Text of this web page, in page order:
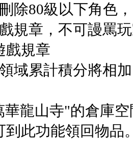
除80級以下角色
規章，不可謾罵
戲規章
域累計積分將相
華龍山寺"的倉庫
到此功能領回物品